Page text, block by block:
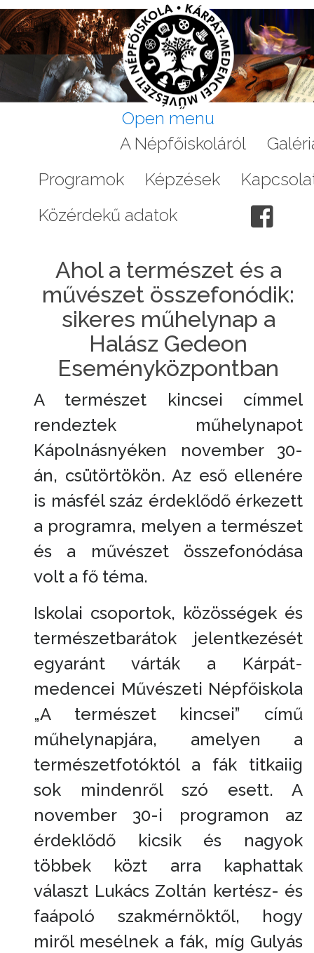
Open menu
A Népfőiskoláról
Programok
Képzések
Közérdekű adatok
Ahol a természet és a
művészet összefonódik:
sikeres műhelynap a
Halász Gedeon
Eseményközpontban
A természet kincsei címmel
rendeztek műhelynapot
Kápolnásnyéken november 30-
án, csütörtökön. Az eső ellenére
is másfél száz érdeklődő érkezett
a programra, melyen a természet
és a művészet összefonódása
volt a fő téma.
Iskolai csoportok, közösségek és
természetbarátok jelentkezését
egyaránt várták a Kárpát-
medencei Művészeti Népfőiskola
„A természet kincsei” című
műhelynapjára, amelyen a
természetfotóktól a fák titkaiig
sok mindenről szó esett. A
november 30-i programon az
érdeklődő kicsik és nagyok
többek közt arra kaphattak
választ Lukács Zoltán kertész- és
faápoló szakmérnöktől, hogy
miről mesélnek a fák, míg Gulyás